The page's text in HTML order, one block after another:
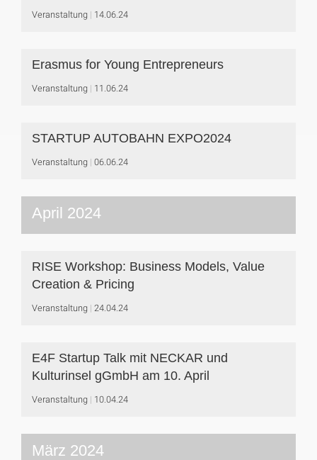
Veranstaltung 14.06.24
Erasmus for Young Entrepreneurs
Veranstaltung 11.06.24
STARTUP AUTOBAHN EXPO2024
Veranstaltung 06.06.24
April 2024
RISE Workshop: Business Models, Value
Creation & Pricing
Veranstaltung 24.04.24
E4F Startup Talk mit NECKAR und
Kulturinsel gGmbH am 10. April
Veranstaltung 10.04.24
März 2024